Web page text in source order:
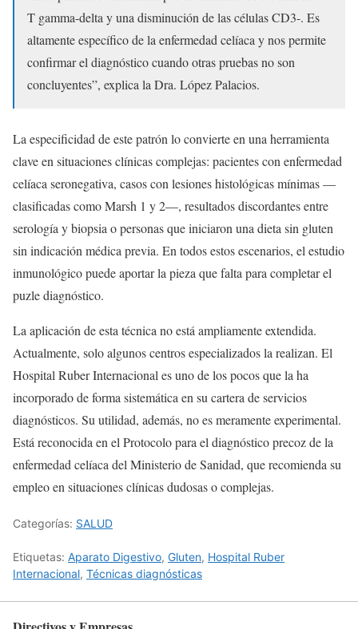
T gamma-delta y una disminución de las células CD3-. Es
altamente específico de la enfermedad celíaca y nos permite
confirmar el diagnóstico cuando otras pruebas no son
concluyentes”, explica la Dra. López Palacios.
La especificidad de este patrón lo convierte en una herramienta
clave en situaciones clínicas complejas: pacientes con enfermedad
celíaca seronegativa, casos con lesiones histológicas mínimas —
clasificadas como Marsh 1 y 2—, resultados discordantes entre
serología y biopsia o personas que iniciaron una dieta sin gluten
sin indicación médica previa. En todos estos escenarios, el estudio
inmunológico puede aportar la pieza que falta para completar el
puzle diagnóstico.
La aplicación de esta técnica no está ampliamente extendida.
Actualmente, solo algunos centros especializados la realizan. El
Hospital Ruber Internacional es uno de los pocos que la ha
incorporado de forma sistemática en su cartera de servicios
diagnósticos. Su utilidad, además, no es meramente experimental.
Está reconocida en el Protocolo para el diagnóstico precoz de la
enfermedad celíaca del Ministerio de Sanidad, que recomienda su
empleo en situaciones clínicas dudosas o complejas.
Categorías: SALUD
Etiquetas: Aparato Digestivo, Gluten, Hospital Ruber
Internacional, Técnicas diagnósticas